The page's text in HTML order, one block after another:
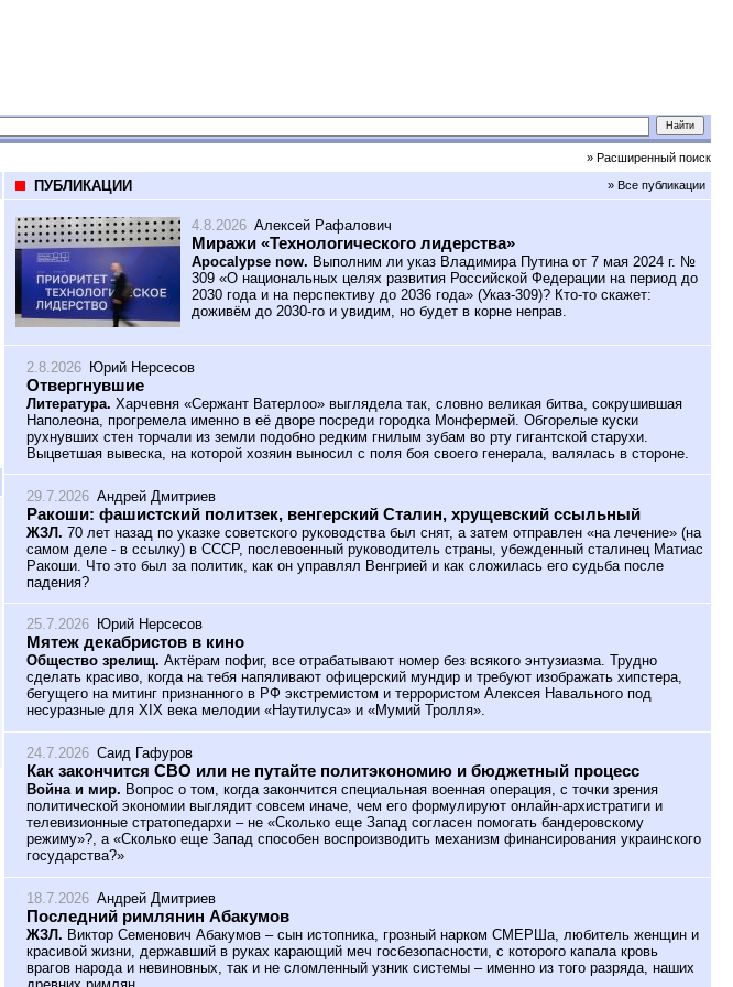
» Расширенный поиск
ПУБЛИКАЦИИ » Все публикации
4.8.2026 Алексей Рафалович
Миражи «Технологического лидерства»
Apocalypse now. Выполним ли указ Владимира Путина от 7 мая 2024 г. №
309 «О национальных целях развития Российской Федерации на период до
2030 года и на перспективу до 2036 года» (Указ-309)? Кто-то скажет:
доживём до 2030-го и увидим, но будет в корне неправ.
2.8.2026 Юрий Нерсесов
Отвергнувшие
Литература. Харчевня «Сержант Ватерлоо» выглядела так, словно великая битва, сокрушившая
Наполеона, прогремела именно в её дворе посреди городка Монфермей. Обгорелые куски
рухнувших стен торчали из земли подобно редким гнилым зубам во рту гигантской старухи.
Выцветшая вывеска, на которой хозяин выносил с поля боя своего генерала, валялась в стороне.
29.7.2026 Андрей Дмитриев
Ракоши: фашистский политзек, венгерский Сталин, хрущевский ссыльный
ЖЗЛ. 70 лет назад по указке советского руководства был снят, а затем отправлен «на лечение» (на
самом деле - в ссылку) в СССР, послевоенный руководитель страны, убежденный сталинец Матиас
Ракоши. Что это был за политик, как он управлял Венгрией и как сложилась его судьба после
падения?
25.7.2026 Юрий Нерсесов
Мятеж декабристов в кино
Общество зрелищ. Актёрам пофиг, все отрабатывают номер без всякого энтузиазма. Трудно
сделать красиво, когда на тебя напяливают офицерский мундир и требуют изображать хипстера,
бегущего на митинг признанного в РФ экстремистом и террористом Алексея Навального под
несуразные для XIX века мелодии «Наутилуса» и «Мумий Тролля».
24.7.2026 Саид Гафуров
Как закончится СВО или не путайте политэкономию и бюджетный процесс
Война и мир. Вопрос о том, когда закончится специальная военная операция, с точки зрения
политической экономии выглядит совсем иначе, чем его формулируют онлайн-архистратиги и
телевизионные стратопедархи – не «Сколько еще Запад согласен помогать бандеровскому
режиму»?, а «Сколько еще Запад способен воспроизводить механизм финансирования украинского
государства?»
18.7.2026 Андрей Дмитриев
Последний римлянин Абакумов
ЖЗЛ. Виктор Семенович Абакумов – сын истопника, грозный нарком СМЕРШа, любитель женщин и
красивой жизни, державший в руках карающий меч госбезопасности, с которого капала кровь
врагов народа и невиновных, так и не сломленный узник системы – именно из того разряда, наших